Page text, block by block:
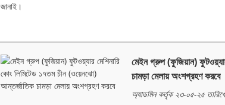
জানাই।
মেইন গ্রুপ (ফুজিয়ান)
চামড়া মেলায় অংশগ্রহণ করবে
অ্যাডমিন কর্তৃক ২৩-০৫-২৫ তারিখে